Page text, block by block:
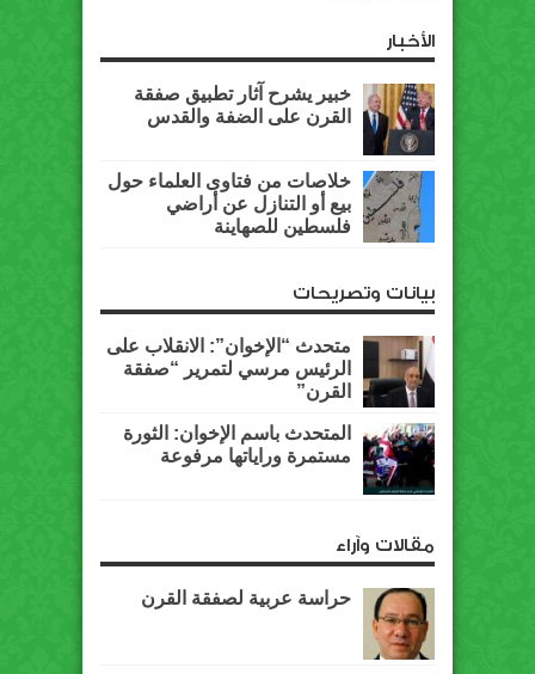
الأخبار
خبير يشرح آثار تطبيق صفقة
القرن على الضفة والقدس
خلاصات من فتاوى العلماء حول
بيع أو التنازل عن أراضي
فلسطين للصهاينة
بيانات وتصريحات
متحدث “الإخوان”: الانقلاب على
الرئيس مرسي لتمرير “صفقة
القرن”
المتحدث باسم الإخوان: الثورة
مستمرة وراياتها مرفوعة
مقالات وآراء
حراسة عربية لصفقة القرن